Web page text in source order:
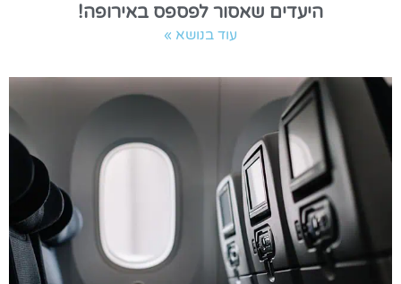
היעדים שאסור לפספס באירופה!
עוד בנושא »